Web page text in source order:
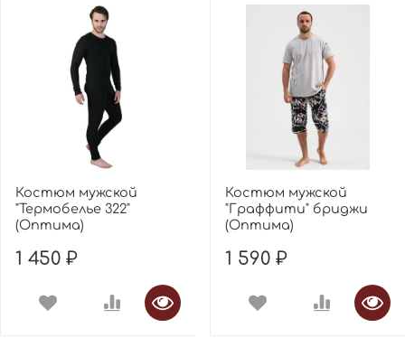
Костюм мужской
"Термобелье 322"
(Оптима)
1 450 ₽
Костюм мужской
"Граффити" бриджи
(Оптима)
1 590 ₽